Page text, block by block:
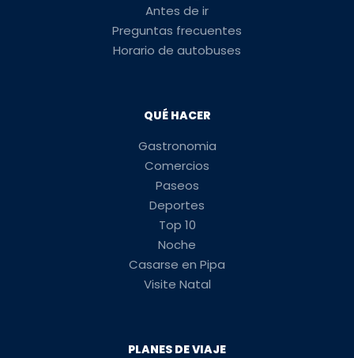
Antes de ir
Preguntas frecuentes
Horario de autobuses
QUÉ HACER
Gastronomia
Comercios
Paseos
Deportes
Top 10
Noche
Casarse en Pipa
Visite Natal
PLANES DE VIAJE